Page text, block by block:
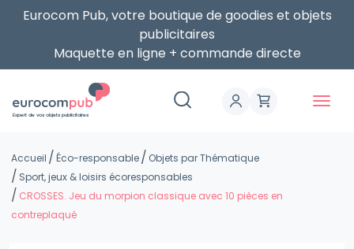
Eurocom Pub, votre boutique de goodies et objets
publicitaires
Maquette en ligne + commande directe
Expert de vos objets publicitaires
Accueil Éco-responsable
Objets par Thématique
Sport, jeux & loisirs écoresponsables
CROSSES. Jeu du morpion classique avec 10 pièces en
contreplaqué